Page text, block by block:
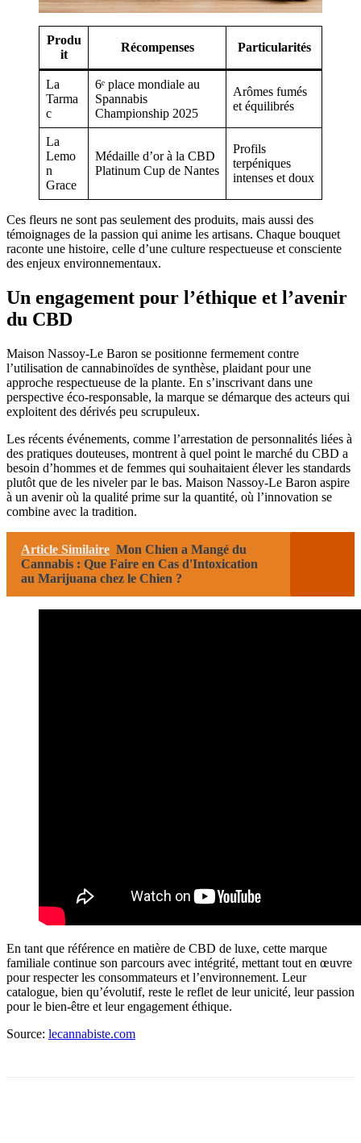
Produ
it
Récompenses Particularités
La
Tarma
c
6ᵉ place mondiale au
Spannabis
Championship 2025
Arômes fumés
et équilibrés
La
Lemo
n
Grace
Médaille d’or à la CBD
Platinum Cup de Nantes
Profils
terpéniques
intenses et doux
Ces fleurs ne sont pas seulement des produits, mais aussi des
témoignages de la passion qui anime les artisans. Chaque bouquet
raconte une histoire, celle d’une culture respectueuse et consciente
des enjeux environnementaux.
Un engagement pour l’éthique et l’avenir
du CBD
Maison Nassoy-Le Baron se positionne fermement contre
l’utilisation de cannabinoïdes de synthèse, plaidant pour une
approche respectueuse de la plante. En s’inscrivant dans une
perspective éco-responsable, la marque se démarque des acteurs qui
exploitent des dérivés peu scrupuleux.
Les récents événements, comme l’arrestation de personnalités liées à
des pratiques douteuses, montrent à quel point le marché du CBD a
besoin d’hommes et de femmes qui souhaitaient élever les standards
plutôt que de les niveler par le bas. Maison Nassoy-Le Baron aspire
à un avenir où la qualité prime sur la quantité, où l’innovation se
combine avec la tradition.
Article Similaire Mon Chien a Mangé du
Cannabis : Que Faire en Cas d'Intoxication
au Marijuana chez le Chien ?
En tant que référence en matière de CBD de luxe, cette marque
familiale continue son parcours avec intégrité, mettant tout en œuvre
pour respecter les consommateurs et l’environnement. Leur
catalogue, bien qu’évolutif, reste le reflet de leur unicité, leur passion
pour le bien-être et leur engagement éthique.
Source: lecannabiste.com